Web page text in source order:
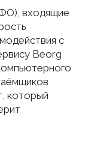
входящие
с
Beorg
который